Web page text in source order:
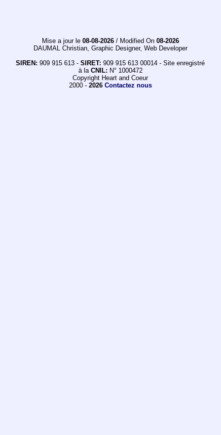
Mise a jour le 08-08-2026/ Modified On 08-2026
DAUMAL Christian, Graphic Designer, Web Developer
SIREN: 909 915 613 -SIRET: 909 915 613 00014 - Site enregistré
à la CNIL: N° 1000472
Copyright Heart and Coeur
2000 - 2026 Contactez nous